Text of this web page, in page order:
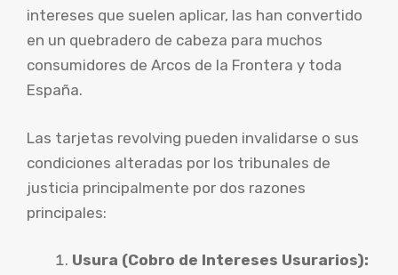
intereses que suelen aplicar, las han convertido
en un quebradero de cabeza para muchos
consumidores de Arcos de la Frontera y toda
España.
Las tarjetas revolving pueden invalidarse o sus
condiciones alteradas por los tribunales de
justicia principalmente por dos razones
principales:
Usura (Cobro de Intereses Usurarios):